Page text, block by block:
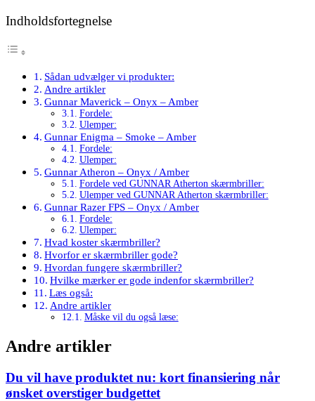
Indholdsfortegnelse
Sådan udvælger vi produkter:
Andre artikler
Gunnar Maverick – Onyx – Amber
Fordele:
Ulemper:
Gunnar Enigma – Smoke – Amber
Fordele:
Ulemper:
Gunnar Atheron – Onyx / Amber
Fordele ved GUNNAR Atherton skærmbriller:
Ulemper ved GUNNAR Atherton skærmbriller:
Gunnar Razer FPS – Onyx / Amber
Fordele:
Ulemper:
Hvad koster skærmbriller?
Hvorfor er skærmbriller gode?
Hvordan fungere skærmbriller?
Hvilke mærker er gode indenfor skærmbriller?
Læs også:
Andre artikler
Måske vil du også læse:
Andre artikler
Du vil have produktet nu: kort finansiering når
ønsket overstiger budgettet